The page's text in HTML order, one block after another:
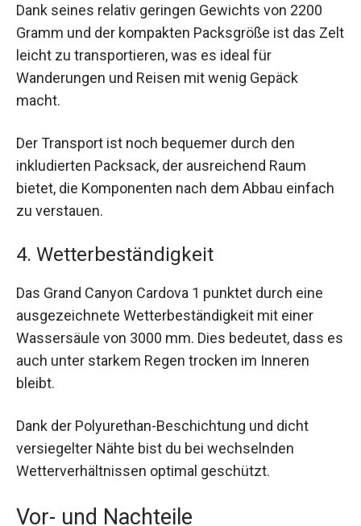
Dank seines relativ geringen Gewichts von 2200
Gramm und der kompakten Packsgröße ist das Zelt
leicht zu transportieren, was es ideal für
Wanderungen und Reisen mit wenig Gepäck
macht.
Der Transport ist noch bequemer durch den
inkludierten Packsack, der ausreichend Raum
bietet, die Komponenten nach dem Abbau einfach
zu verstauen.
4. Wetterbeständigkeit
Das Grand Canyon Cardova 1 punktet durch eine
ausgezeichnete Wetterbeständigkeit mit einer
Wassersäule von 3000 mm. Dies bedeutet, dass es
auch unter starkem Regen trocken im Inneren
bleibt.
Dank der Polyurethan-Beschichtung und dicht
versiegelter Nähte bist du bei wechselnden
Wetterverhältnissen optimal geschützt.
Vor- und Nachteile